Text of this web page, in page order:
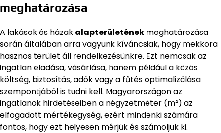
meghatározása
A lakások és házak alapterületének meghatározása
során általában arra vagyunk kíváncsiak, hogy mekkora
hasznos terület áll rendelkezésünkre. Ezt nemcsak az
ingatlan eladása, vásárlása, hanem például a közös
költség, biztosítás, adók vagy a fűtés optimalizálása
szempontjából is tudni kell. Magyarországon az
ingatlanok hirdetéseiben a négyzetméter (m²) az
elfogadott mértékegység, ezért mindenki számára
fontos, hogy ezt helyesen mérjük és számoljuk ki.